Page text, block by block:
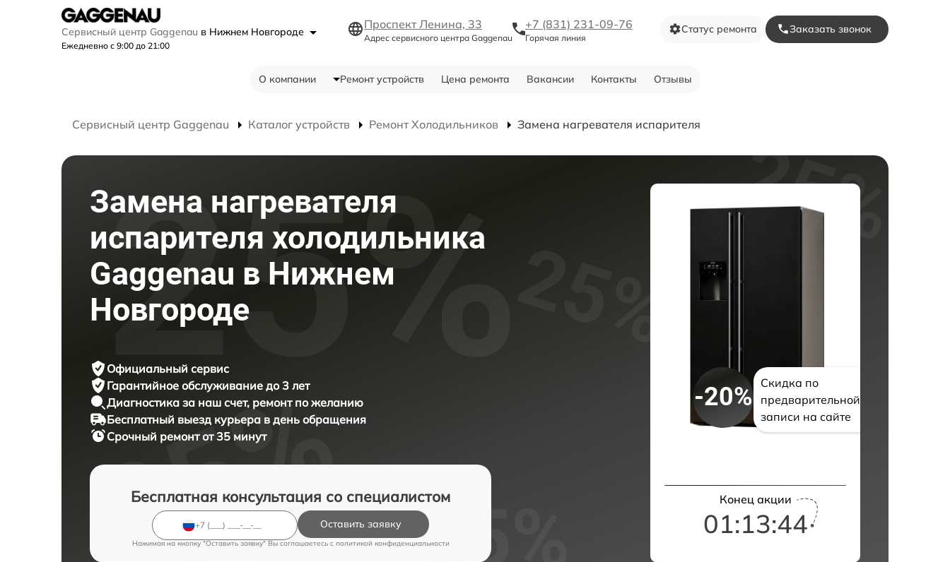
Сервисный центр Gaggenau в Нижнем Новгороде
Ежедневно с 9:00 до 21:00
Проспект Ленина, 33
Адрес сервисного центра Gaggenau
+7 (831) 231-09-76
Горячая линия
Статус ремонта Заказать звонок
О компании Ремонт устройств Цена ремонта Вакансии Контакты Отзывы
Сервисный центр Gaggenau Каталог устройств Ремонт Холодильников Замена нагревателя испарителя
Замена нагревателя
испарителя холодильника
Gaggenau в Нижнем
Новгороде
Официальный сервис
Гарантийное обслуживание до 3 лет
Диагностика за наш счет, ремонт по желанию
Бесплатный выезд курьера в день обращения
Срочный ремонтот 35 минут
Бесплатная консультация со специалистом
Оставить заявку
Нажимая на кнопку "Оставить заявку" Вы соглашаетесь c политикой конфиденциальности
-20%
Скидка по
предварительной
записи на сайте
Конец акции
01:13:43